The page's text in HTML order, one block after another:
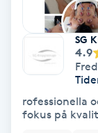
Hyaluronsyra
Hyperhidros
Hypnos
SG
4.9
rofessionella
fokus på